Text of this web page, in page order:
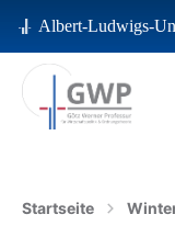
Albert-Ludwigs-
Startseite